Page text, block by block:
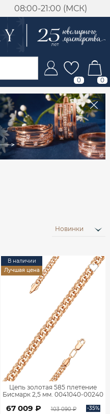
08:00-21:00 (МСК)
0 0
Новинки
В наличии
Лучшая цена
Цепь золотая 585 плетение
Бисмарк 2,5 мм. 0041040-00240
67 009 ₽ 103 090 ₽ -35%